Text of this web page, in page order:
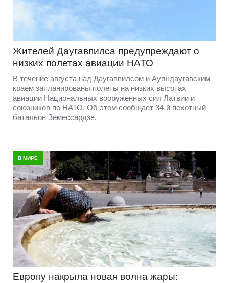
Жителей Даугавпилса предупреждают о
низких полетах авиации НАТО
В течение августа над Даугавпилсом и Аугшдаугавским
краем запланированы полеты на низких высотах
авиации Национальных вооруженных сил Латвии и
союзников по НАТО. Об этом сообщает 34-й пехотный
батальон Земессардзе.
В МИРЕ
Европу накрыла новая волна жары: